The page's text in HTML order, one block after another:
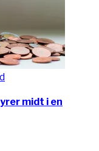
midt i en